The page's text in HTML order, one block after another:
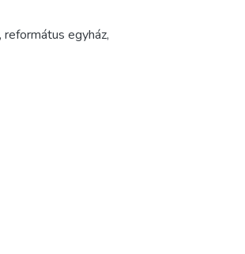
, református egyház,